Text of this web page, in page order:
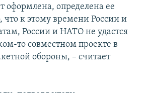
оформлена, определена ее
что к этому времени России и
России и НАТО не удастся
то совместном проекте в
обороны, – считает